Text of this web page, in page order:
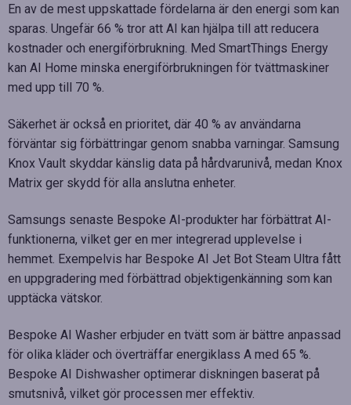
En av de mest uppskattade fördelarna är den energi som kan
sparas. Ungefär 66 % tror att AI kan hjälpa till att reducera
kostnader och energiförbrukning. Med SmartThings Energy
kan AI Home minska energiförbrukningen för tvättmaskiner
med upp till 70 %.
Säkerhet är också en prioritet, där 40 % av användarna
förväntar sig förbättringar genom snabba varningar. Samsung
Knox Vault skyddar känslig data på hårdvarunivå, medan Knox
Matrix ger skydd för alla anslutna enheter.
Samsungs senaste Bespoke AI-produkter har förbättrat AI-
funktionerna, vilket ger en mer integrerad upplevelse i
hemmet. Exempelvis har Bespoke AI Jet Bot Steam Ultra fått
en uppgradering med förbättrad objektigenkänning som kan
upptäcka vätskor.
Bespoke AI Washer erbjuder en tvätt som är bättre anpassad
för olika kläder och överträffar energiklass A med 65 %.
Bespoke AI Dishwasher optimerar diskningen baserat på
smutsnivå, vilket gör processen mer effektiv.